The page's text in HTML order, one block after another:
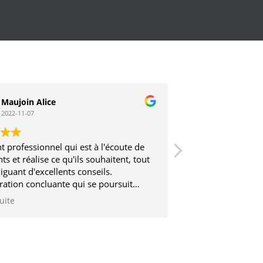
Maujoin Alice
2022-11-07
professionnel qui est à l'écoute de
et réalise ce qu'ils souhaitent, tout
d'excellents conseils.
concluante qui se poursuit